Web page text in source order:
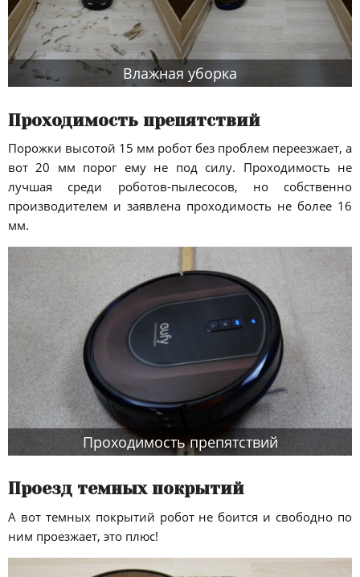
Влажная уборка
Проходимость препятствий
Порожки высотой 15 мм робот без проблем переезжает, а
вот 20 мм порог ему не под силу. Проходимость не
лучшая среди роботов-пылесосов, но собственно
производителем и заявлена проходимость не более 16
мм.
Проходимость препятствий
Проезд темных покрытий
А вот темных покрытий робот не боится и свободно по
ним проезжает, это плюс!